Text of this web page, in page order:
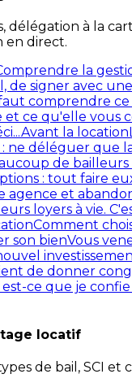
délégation à la
en direct.
la
de signer avec
comprendre
et ce qu'elle vous
Avant la location
: ne déléguer que
de
: tout faire
agence et
loyers à vie.
Comment
son bienVous
de donner
ce que je
locatif
de bail, SCI et